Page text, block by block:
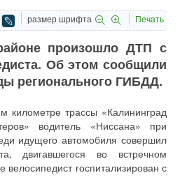
размер шрифта Печать
произошло ДТП с
Об этом сообщили
регионального ГИБДД.
километре трассы «Калининград
водитель «Ниссана» при
идущего автомобиля совершил
двигавшегося во встречном
велосипедист госпитализирован с